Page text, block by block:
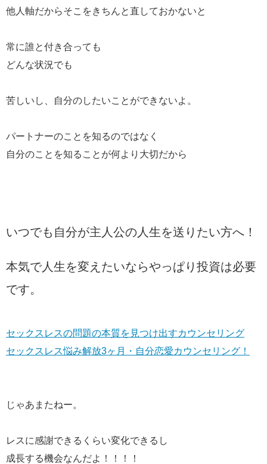
他人軸だからそこをきちんと直しておかないと
常に誰と付き合っても
どんな状況でも
苦しいし、自分のしたいことができないよ。
パートナーのことを知るのではなく
自分のことを知ることが何より大切だから
いつでも自分が主人公の人生を送りたい方へ！
本気で人生を変えたいならやっぱり投資は必要
です。
セックスレスの問題の本質を見つけ出すカウンセリング
セックスレス悩み解放3ヶ月・自分恋愛カウンセリング！
じゃあまたねー。
レスに感謝できるくらい変化できるし
成長する機会なんだよ！！！！